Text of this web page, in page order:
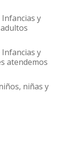
y
y
atendemos
niñas y